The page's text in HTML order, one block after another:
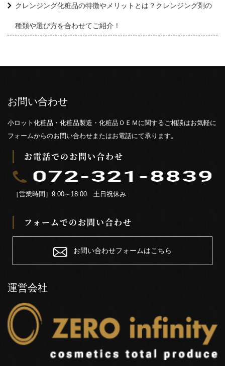
クレンジング化粧品の特徴やメリットとは？クレンジング剤の
種類や選び方を合わせてご紹介！
お問い合わせ
小ロット化粧品・化粧品製造・化粧品ＯＥＭに関するご相談はお気軽に
フォームからのお問い合わせまたはお電話にて承ります。
お電話でのお問い合わせ
［営業時間］9:00～18:00 土日祝休み
フォームでのお問い合わせ
お問い合わせフォームはこちら
運営会社